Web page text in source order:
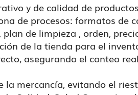
y de calidad de
de procesos: formatos de
de limpieza , orden,
de la tienda para el
asegurando el conteo
la mercancía, evitando el